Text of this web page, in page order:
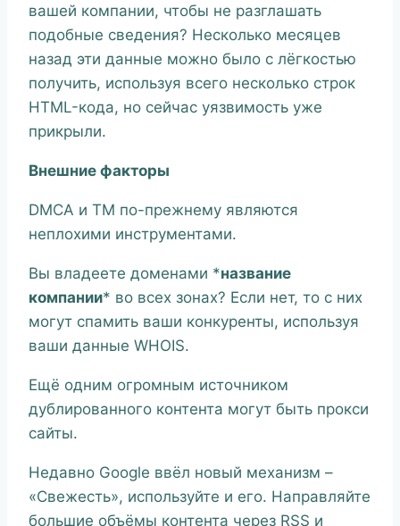
вашей компании, чтобы не разглашать
подобные сведения? Несколько месяцев
назад эти данные можно было с лёгкостью
получить, используя всего несколько строк
HTML-кода, но сейчас уязвимость уже
прикрыли.
Внешние факторы
DMCA и TM по-прежнему являются
неплохими инструментами.
Вы владеете доменами *название
компании* во всех зонах? Если нет, то с них
могут спамить ваши конкуренты, используя
ваши данные WHOIS.
Ещё одним огромным источником
дублированного контента могут быть прокси
сайты.
Недавно Google ввёл новый механизм –
«Свежесть», используйте и его. Направляйте
большие объёмы контента через RSS и